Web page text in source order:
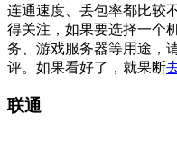
连通速度、丢包率都比较
得关注，如果要选择一个
务、游戏服务器等用途，
评。如果看好了，就果断
联通